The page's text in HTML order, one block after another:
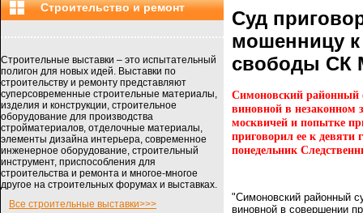
Строительство и ремонт
Строительные выставки – это испытательный
полигон для новых идей. Выставки по
строительству и ремонту представляют
суперсовременные строительные материалы,
изделия и конструкции, строительное
оборудование для производства
стройматериалов, отделочные материалы,
элементы дизайна интерьера, современное
инженерное оборудование, строительный
инструмент, приспособления для
строительства и ремонта и многое-многое
другое на строительных форумах и выставках.
Все строительные выставки>>>
Суд
мошенницу
свободы СК
Симоновский районный
виновной в незаконном
москвичей и попытке
приговорил ее к девяти
понедельник
"Симоновский районный
виновной в совершении